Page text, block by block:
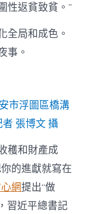
性返貧致貧。”
全局和成色。
事。
市浮圖區橋溝
張博文 攝
穫和財產成
的進獻就寫在
網提出“做
習近平總書記